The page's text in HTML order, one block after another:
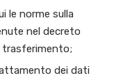
le norme sulla
nel decreto
trasferimento;
dei dati